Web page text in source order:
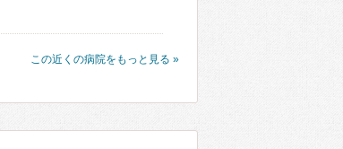
この近くの病院をもっと見る »